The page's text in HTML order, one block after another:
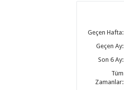
Geçen Hafta:
Geçen Ay:
Son 6 Ay:
Tüm
Zamanlar: